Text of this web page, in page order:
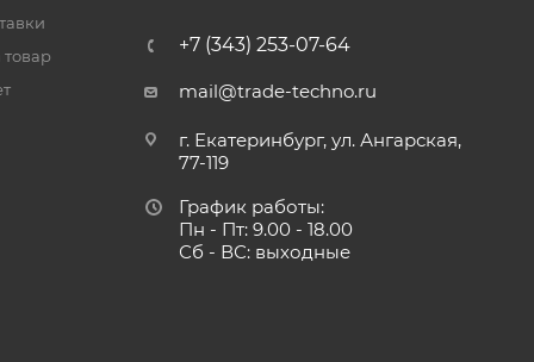
товар
+7 (343) 253-07-64
mail@trade-techno.ru
г. Екатеринбург, ул. Ангарская,
77-119
График работы:
Пн - Пт: 9.00 - 18.00
Сб - ВС: выходные